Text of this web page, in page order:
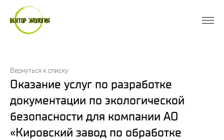
Вернуться к списку
Оказание услуг по разработке
документации по экологической
безопасности для компании АО
«Кировский завод по обработке